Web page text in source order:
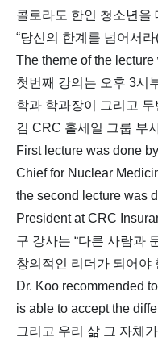
콜로라도 한인 청소년을
“당신의 한계를 넘어서
The theme of the lecture
첫번째 강의는 오후 3시
학과 학과장이 그리고
김 CRC 홀세일 그룹 부
First lecture was done
Chief for Nuclear
the second lecture was
President at CRC
구 강사는 “다른 사람과
창의적인 리더가 되어야
Dr. Koo recommended
is able to accept the
그리고 우리 삶 그 자체